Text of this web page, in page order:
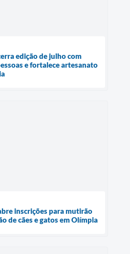
edição de julho com
e fortalece artesanato
inscrições para mutirão
de cães e gatos em Olímpia